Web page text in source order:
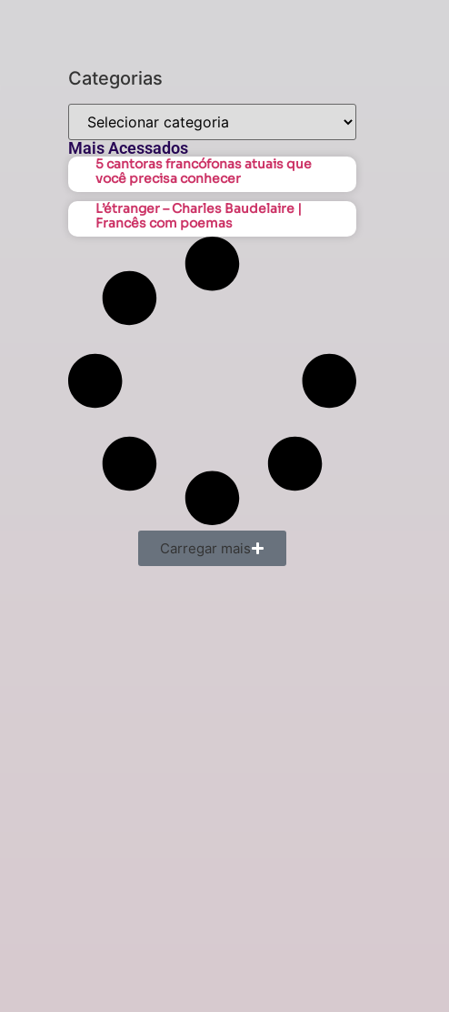
Categorias
Mais Acessados
5 cantoras francófonas atuais que
você precisa conhecer
L’étranger – Charles Baudelaire |
Francês com poemas
Carregar mais